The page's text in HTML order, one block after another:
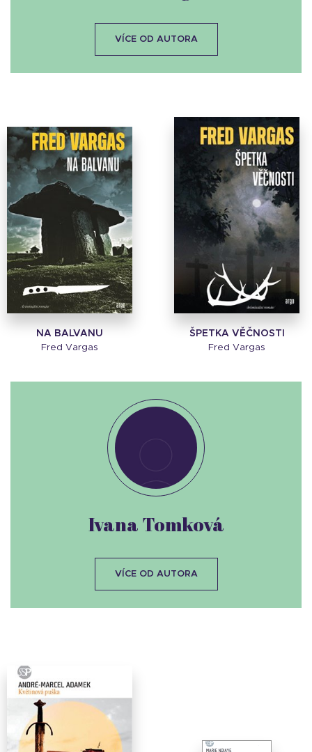
NA BALVANU
Fred Vargas
ŠPETKA VĚČNOSTI
Fred Vargas
VÍCE OD AUTORA
Ivana Tomková
VÍCE OD AUTORA